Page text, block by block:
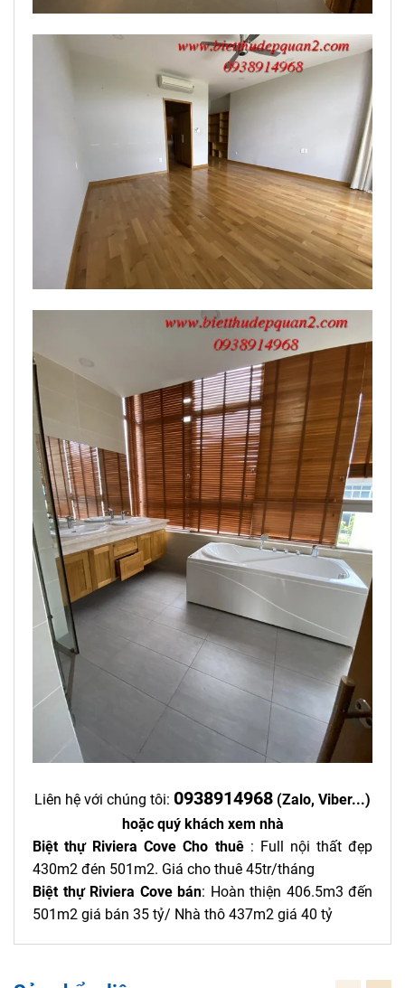
Liên hệ với chúng tôi: 0938914968 (Zalo, Viber...)
hoặc quý khách xem nhà
Biệt thự Riviera Cove Cho thuê : Full nội thất đẹp
430m2 đén 501m2. Giá cho thuê 45tr/tháng
Biệt thự Riviera Cove bán: Hoàn thiện 406.5m3 đến
501m2 giá bán 35 tỷ/ Nhà thô 437m2 giá 40 tỷ